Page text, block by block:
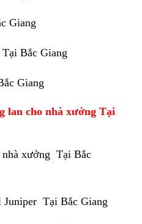
Giang
Bắc Giang
Giang
lan cho nhà xưởng Tại
xưởng Tại Bắc
Tại Bắc Giang